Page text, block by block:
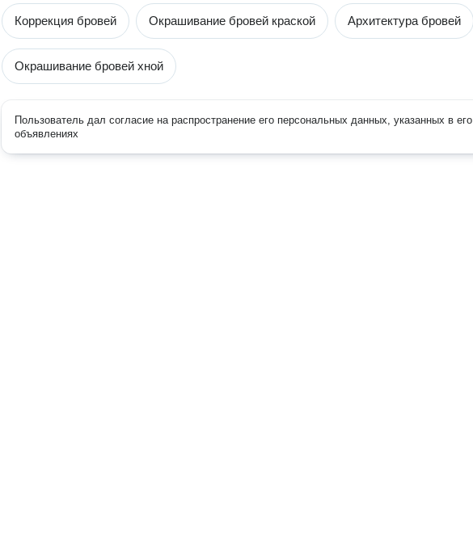
Коррекция бровей Окрашивание бровей краской Архитектура бровей
Окрашивание бровей хной
Пользователь дал согласие на распространение его персональных данных, указанных в его
объявлениях